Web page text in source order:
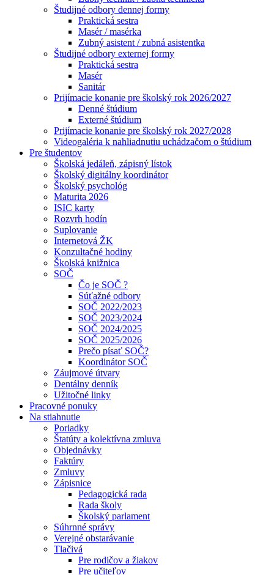
Študijné odbory dennej formy
Praktická sestra
Masér / masérka
Zubný asistent / zubná asistentka
Študijné odbory externej formy
Praktická sestra
Masér
Sanitár
Prijímacie konanie pre školský rok 2026/2027
Denné štúdium
Externé štúdium
Prijímacie konanie pre školský rok 2027/2028
Videogaléria k nahliadnutiu uchádzačom o štúdium
Pre študentov
Školská jedáleň, zápisný lístok
Školský digitálny koordinátor
Školský psychológ
Maturita 2026
ISIC karty
Rozvrh hodín
Suplovanie
Internetová ŽK
Konzultačné hodiny
Školská knižnica
SOČ
Čo je SOČ ?
Súťažné odbory
SOČ 2022/2023
SOČ 2023/2024
SOČ 2024/2025
SOČ 2025/2026
Prečo písať SOČ?
Koordinátor SOČ
Záujmové útvary
Dentálny denník
Užitočné linky
Pracovné ponuky
Na stiahnutie
Poriadky
Štatúty a kolektívna zmluva
Objednávky
Faktúry
Zmluvy
Zápisnice
Pedagogická rada
Rada školy
Školský parlament
Súhrnné správy
Verejné obstarávanie
Tlačivá
Pre rodičov a žiakov
Pre učiteľov